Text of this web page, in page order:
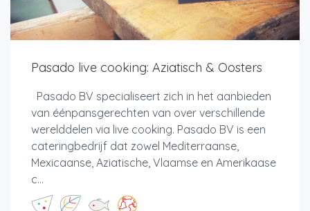
Pasado live cooking: Aziatisch & Oosters
Pasado BV specialiseert zich in het aanbieden
van éénpansgerechten van over verschillende
werelddelen via live cooking. Pasado BV is een
cateringbedrijf dat zowel Mediterraanse,
Mexicaanse, Aziatische, Vlaamse en Amerikaase
c...